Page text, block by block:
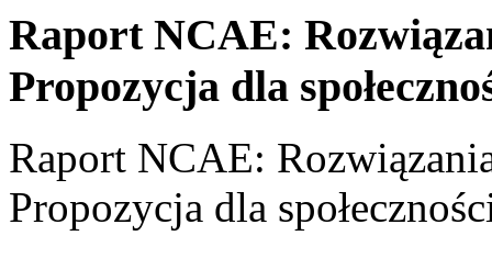
Raport NCAE:
Propozycja dla
Raport NCAE:
Propozycja dla